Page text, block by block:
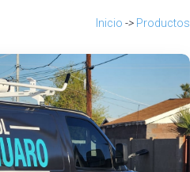
Inicio -> Productos